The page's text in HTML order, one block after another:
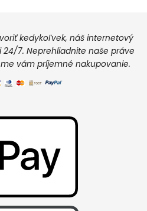
kedykoľvek, náš internetový
7. Neprehliadnite naše práve
vám príjemné nakupovanie.